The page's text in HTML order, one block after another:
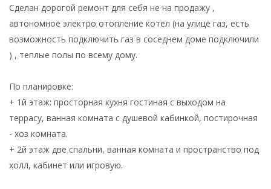
Сделан дорогой ремонт для себя не на продажу ,
автономное электро отопление котел (на улице газ, есть
возможность подключить газ в соседнем доме подключили
) , теплые полы по всему дому.
По планировке:
+ 1й этаж: просторная кухня гостиная с выходом на
террасу, ванная комната с душевой кабинкой, постирочная
- хоз комната.
+ 2й этаж две спальни, ванная комната и пространство под
холл, кабинет или игровую.